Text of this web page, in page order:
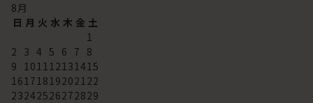
8月
日 月 火 水 木 金 土
1
2 3 4 5 6 7 8
9 101112131415
16171819202122
23242526272829